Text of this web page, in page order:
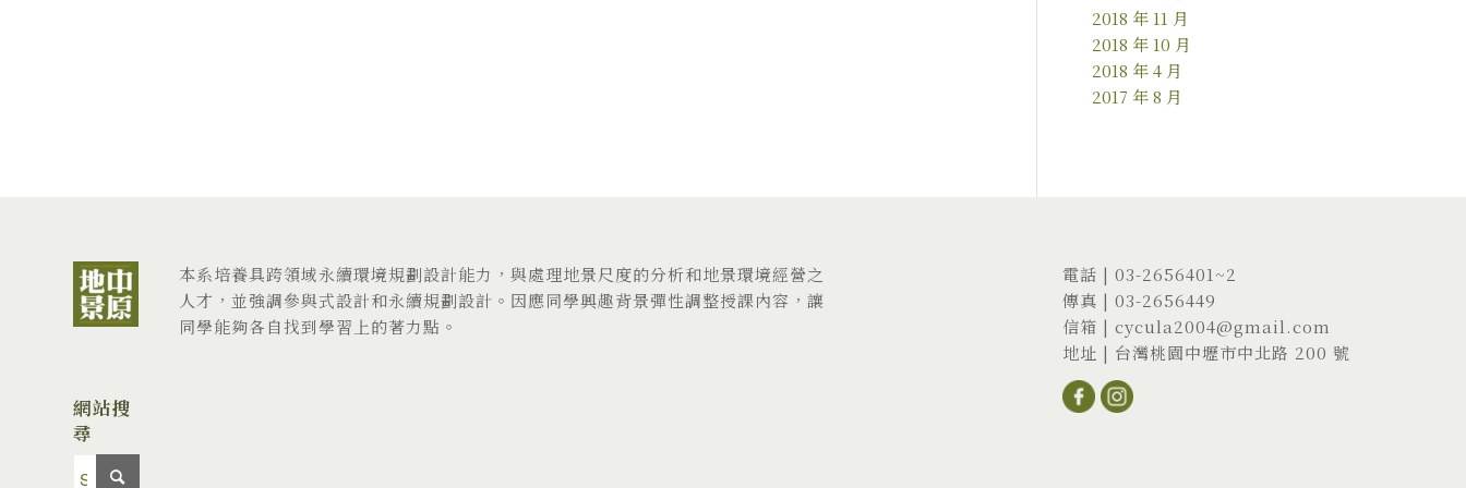
2018 年 11 月
2018 年 10 月
2018 年 4 月
2017 年 8 月
網站搜
尋
本系培養具跨領域永續環境規劃設計能力，與處理地景尺度的分析和地景環境經營之
人才，並強調參與式設計和永續規劃設計。因應同學興趣背景彈性調整授課內容，讓
同學能夠各自找到學習上的著力點。
電話 |03-2656401 ~2
傳真 | 03-2656449
信箱 |cycula2004@gmail.com
地址 | 台灣桃園中壢市中北路 200 號